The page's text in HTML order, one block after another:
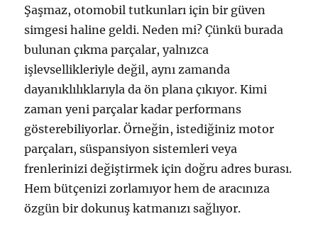
Şaşmaz, otomobil tutkunları için bir güven
simgesi haline geldi. Neden mi? Çünkü burada
bulunan çıkma parçalar, yalnızca
işlevsellikleriyle değil, aynı zamanda
dayanıklılıklarıyla da ön plana çıkıyor. Kimi
zaman yeni parçalar kadar performans
gösterebiliyorlar. Örneğin, istediğiniz motor
parçaları, süspansiyon sistemleri veya
frenlerinizi değiştirmek için doğru adres burası.
Hem bütçenizi zorlamıyor hem de aracınıza
özgün bir dokunuş katmanızı sağlıyor.